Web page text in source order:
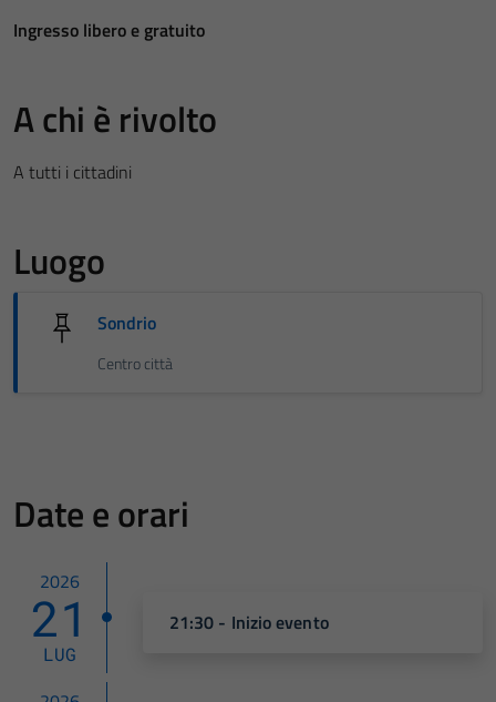
Ingresso libero e gratuito
A chi è rivolto
A tutti i cittadini
Luogo
Sondrio
Centro città
Date e orari
2026
21
LUG
21:30 - Inizio evento